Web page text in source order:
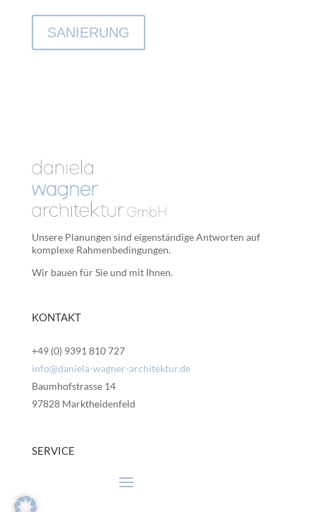
SANIERUNG
Unsere Planungen sind eigenständige Antworten auf
komplexe Rahmenbedingungen.
Wir bauen für Sie und mit Ihnen.
KONTAKT
+49 (0) 9391 810 727
info@daniela-wagner-architektur.de
Baumhofstrasse 14
97828 Marktheidenfeld
SERVICE